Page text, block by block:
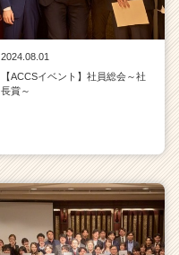
2024.08.01
【ACCSイベント】社員総会～社
長賞～